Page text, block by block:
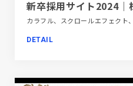
DETAIL